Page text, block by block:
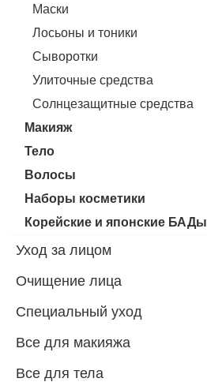
Маски
Лосьоны и тоники
Сыворотки
Улиточные средства
Солнцезащитные средства
Макияж
Тело
Волосы
Наборы косметики
Корейские и японские БАДы
Уход за лицом
Очищение лица
Специальный уход
Все для макияжа
Все для тела